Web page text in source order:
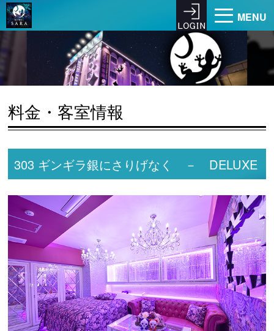
MENU
料金・客室情報
303 ギンギラ銀にさりげなく － DELUXE